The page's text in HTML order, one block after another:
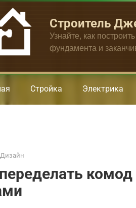
Строитель
Узнайте, как
фундамента и
Стройка Электрика
Дизайн